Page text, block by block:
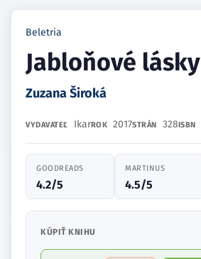
Beletria
Jabloňové lásky
Zuzana Široká
VYDAVATEĽ IkarROK 2017STRÁN 328ISBN
GOODREADS
4.2/5
MARTINUS
4.5/5
KÚPIŤ KNIHU